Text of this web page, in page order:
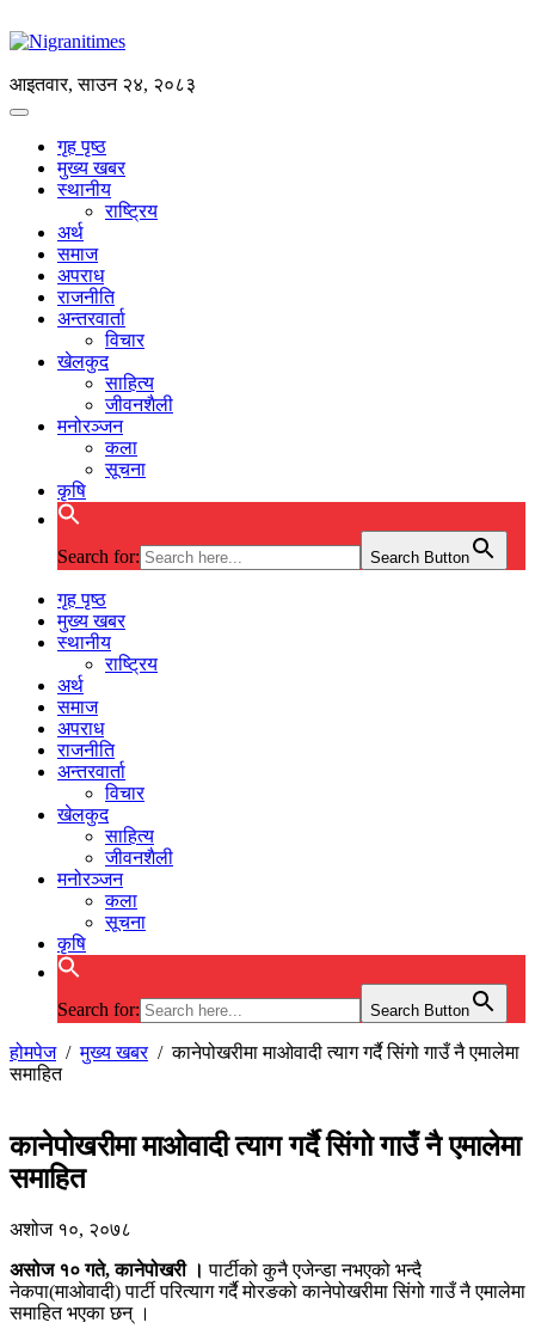
आइतवार, साउन २४, २०८३
गृह पृष्ठ
मुख्य खबर
स्थानीय
राष्ट्रिय
अर्थ
समाज
अपराध
राजनीति
अन्तरवार्ता
विचार
खेलकुद
साहित्य
जीवनशैली
मनोरञ्जन
कला
सूचना
कृषि
Search for: Search Button
गृह पृष्ठ
मुख्य खबर
स्थानीय
राष्ट्रिय
अर्थ
समाज
अपराध
राजनीति
अन्तरवार्ता
विचार
खेलकुद
साहित्य
जीवनशैली
मनोरञ्जन
कला
सूचना
कृषि
Search for: Search Button
होमपेज/मुख्य खबर/कानेपोखरीमा माओवादी त्याग गर्दै सिंगो गाउँ नै एमालेमा
समाहित
कानेपोखरीमा माओवादी त्याग गर्दै सिंगो गाउँ नै एमालेमा
समाहित
अशोज १०, २०७८
असोज १० गते, कानेपोखरी । पार्टीको कुनै एजेन्डा नभएको भन्दै
नेकपा(माओवादी) पार्टी परित्याग गर्दै मोरङको कानेपोखरीमा सिंगो गाउँ नै एमालेमा
समाहित भएका छन् ।